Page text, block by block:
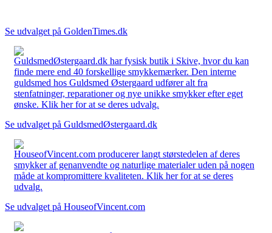
Se udvalget på GoldenTimes.dk
GuldsmedØstergaard.dk har fysisk butik i Skive, hvor du kan
finde mere end 40 forskellige smykkemærker. Den interne
guldsmed hos Guldsmed Østergaard udfører alt fra
stenfatninger, reparationer og nye unikke smykker efter eget
ønske. Klik her for at se deres udvalg.
Se udvalget på GuldsmedØstergaard.dk
HouseofVincent.com producerer langt størstedelen af deres
smykker af genanvendte og naturlige materialer uden på nogen
måde at kompromittere kvaliteten. Klik her for at se deres
udvalg.
Se udvalget på HouseofVincent.com